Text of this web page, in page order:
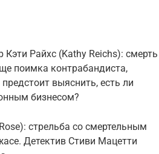
Кэти Райхс (Kathy Reichs): смерть
поимка контрабандиста,
выяснить, есть ли
бизнесом?
стрельба со смертельным
Детектив Стиви Мацетти